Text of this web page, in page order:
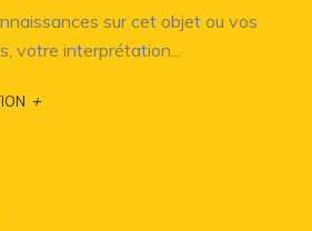
sur cet objet ou vos
votre interprétation...
+